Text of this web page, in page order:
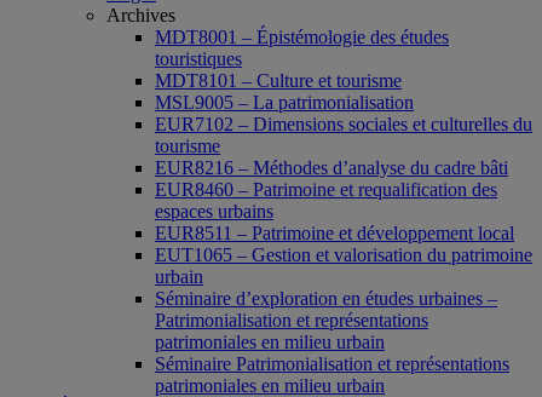
Archives
MDT8001 – Épistémologie des études
touristiques
MDT8101 – Culture et tourisme
MSL9005 – La patrimonialisation
EUR7102 – Dimensions sociales et culturelles du
tourisme
EUR8216 – Méthodes d’analyse du cadre bâti
EUR8460 – Patrimoine et requalification des
espaces urbains
EUR8511 – Patrimoine et développement local
EUT1065 – Gestion et valorisation du patrimoine
urbain
Séminaire d’exploration en études urbaines –
Patrimonialisation et représentations
patrimoniales en milieu urbain
Séminaire Patrimonialisation et représentations
patrimoniales en milieu urbain